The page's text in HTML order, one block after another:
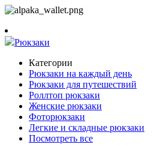
Рюкзаки
Категории
Рюкзаки на каждый день
Рюкзаки для путешествий
Роллтоп рюкзаки
Женские рюкзаки
Фоторюкзаки
Легкие и складные рюкзаки
Посмотреть все